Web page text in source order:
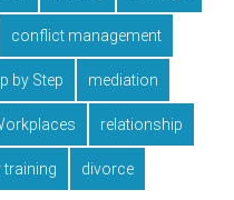
conflict management
by Step mediation
relationship
training divorce